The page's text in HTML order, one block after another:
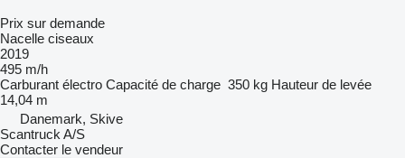
Prix sur demande
Nacelle ciseaux
2019
495 m/h
Carburant électro Capacité de charge 350 kg Hauteur de levée
14,04 m
Danemark, Skive
Scantruck A/S
Contacter le vendeur